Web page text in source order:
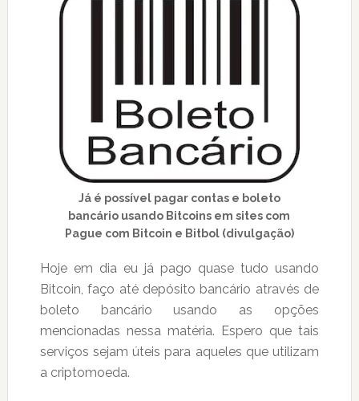
Já é possível pagar contas e boleto
bancário usando Bitcoins em sites com
Pague com Bitcoin e Bitbol (divulgação)
Hoje em dia eu já pago quase tudo usando
Bitcoin, faço até depósito bancário através de
boleto bancário usando as opções
mencionadas nessa matéria. Espero que tais
serviços sejam úteis para aqueles que utilizam
a criptomoeda.